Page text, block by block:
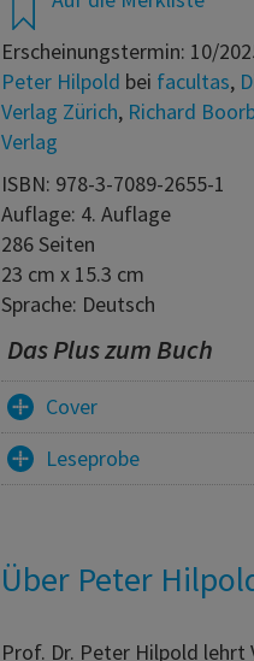
Erscheinungstermin: 10/
Peter Hilpold bei facultas,
Verlag Zürich, Richard
Verlag
ISBN: 978-3-7089-2655-1
Auflage: 4. Auflage
286 Seiten
23 cm x 15.3 cm
Sprache: Deutsch
Das Plus zum Buch
Cover
Leseprobe
Über Peter
Prof. Dr. Peter Hilpold